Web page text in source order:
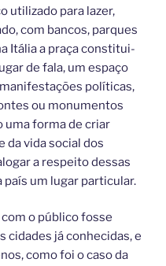
utilizado para lazer,
com bancos, parques
Itália a praça constitui-
de fala, um espaço
políticas,
ou monumentos
uma forma de criar
da vida social dos
a respeito dessas
um lugar particular.
o público fosse
cidades já conhecidas, e
como foi o caso da